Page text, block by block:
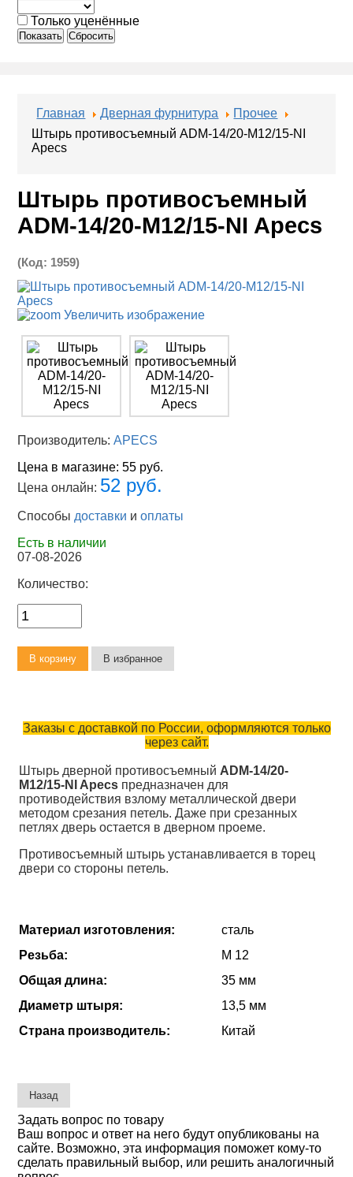
Только уценённые
Показать Сбросить
Главная Дверная фурнитура
Прочее
Штырь противосъемный ADM-14/20-M12/15-NI
Apecs
Штырь противосъемный
ADM-14/20-M12/15-NI Apecs
(Код: 1959)
Увеличить изображение
Производитель:APECS
Цена в магазине:55 руб.
Цена онлайн: 52 руб.
Способы доставки иоплаты
Есть в наличии
07-08-2026
Количество:
Заказы с доставкой по России, оформляются только
через сайт.
Штырь дверной противосъемный ADM-14/20-
M12/15-NI Apecs предназначен для
противодействия взлому металлической двери
методом срезания петель. Даже при срезанных
петлях дверь остается в дверном проеме.
Противосъемный штырь устанавливается в торец
двери со стороны петель.
Материал изготовления:
сталь
Резьба:
М 12
Общая длина:
35 мм
Диаметр штыря:
13,5 мм
Страна производитель:
Китай
Задать вопрос по товару
Ваш вопрос и ответ на него будут опубликованы на
сайте. Возможно, эта информация поможет кому-то
сделать правильный выбор, или решить аналогичный